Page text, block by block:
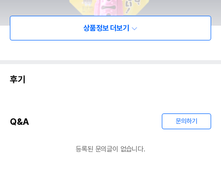
상품정보 더보기
후기
Q&A 문의하기
등록된 문의글이 없습니다.